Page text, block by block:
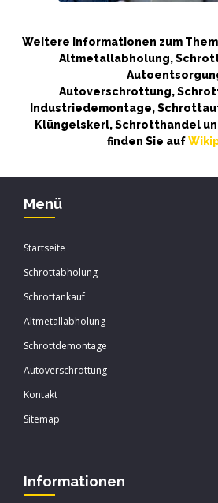
Weitere Informationen zum
Altmetallabholung,
Autoverschrottung,
Industriedemontage,
Klüngelskerl, Schrotthandel
finden Sie auf
Menü
Startseite
Schrottabholung
Schrottankauf
Altmetallabholung
Schrottdemontage
Autoverschrottung
Kontakt
Sitemap
Informationen